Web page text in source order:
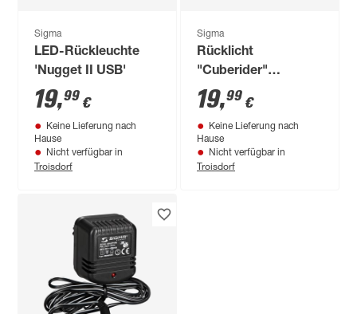
Sigma
LED-Rückleuchte
'Nugget II USB'
19,99 €
Keine Lieferung nach
Hause
Nicht verfügbar in
Troisdorf
Sigma
Rücklicht
"Cuberider"
batteriebetrieben
19,99 €
Keine Lieferung nach
Hause
Nicht verfügbar in
Troisdorf